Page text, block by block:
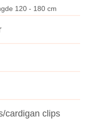
120 - 180 cm
cardigan clips